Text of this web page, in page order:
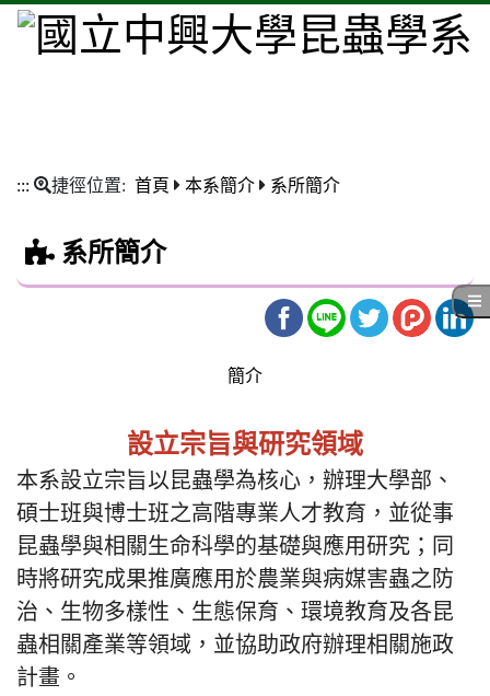
::: 捷徑位置: 首頁 本系簡介 系所簡介
系所簡介
簡介
設立宗旨與研究領域
本系設立宗旨以昆蟲學為核心，辦理大學部、
碩士班與博士班之高階專業人才教育，並從事
昆蟲學與相關生命科學的基礎與應用研究；同
時將研究成果推廣應用於農業與病媒害蟲之防
治、生物多樣性、生態保育、環境教育及各昆
蟲相關產業等領域，並協助政府辦理相關施政
計畫。